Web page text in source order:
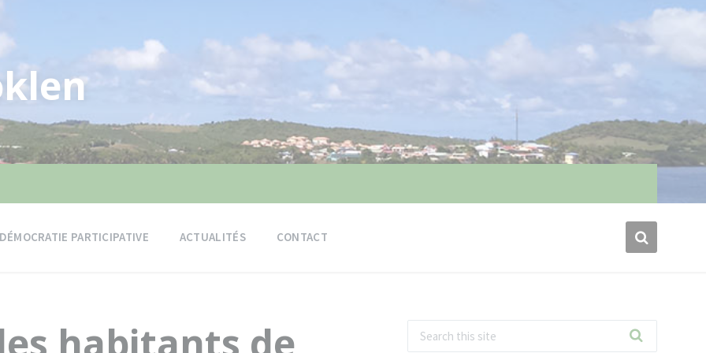
DÉMOCRATIE PARTICIPATIVE ACTUALITÉS CONTACT